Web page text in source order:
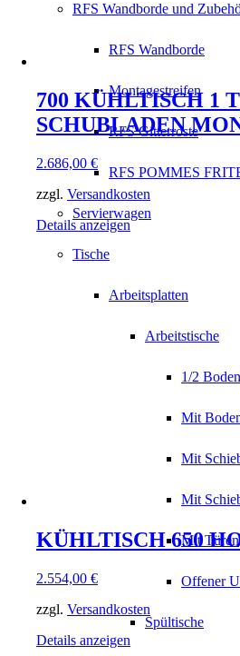
RFS Wandborde und
RFS Wandborde
Montagestreifen
RFS Gitterroste
RFS POMMES
Servierwagen
Tische
Arbeitsplatten
Arbeitstische
1/2
Mit
Mit
Mit
Mit Türen
Offener
Spültische
700 KÜHLTISCH 1
SCHUBLADEN
2.686,00 €
zzgl. Versandkosten
Details anzeigen
KÜHLTISCH 650
2.554,00 €
zzgl. Versandkosten
Details anzeigen